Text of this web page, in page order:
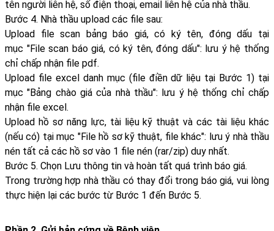
tên người liên hệ, số điện thoại, email liên hệ của nhà thầu.
Bước 4. Nhà thầu upload các file sau:
Upload file scan bảng báo giá, có ký tên, đóng dấu tại
mục "File scan báo giá, có ký tên, đóng dấu": lưu ý hệ thống
chỉ chấp nhận file pdf.
Upload file excel danh mục (file điền dữ liệu tại Bước 1) tại
mục "Bảng chào giá của nhà thầu": lưu ý hệ thống chỉ chấp
nhận file excel.
Upload hồ sơ năng lực, tài liệu kỹ thuật và các tài liệu khác
(nếu có) tại mục "File hồ sơ kỹ thuật, file khác": lưu ý nhà thầu
nén tất cả các hồ sơ vào 1 file nén (rar/zip) duy nhất.
Bước 5. Chọn Lưu thông tin và hoàn tất quá trình báo giá.
Trong trường hợp nhà thầu có thay đổi trong báo giá, vui lòng
thực hiện lại các bước từ Bước 1 đến Bước 5.